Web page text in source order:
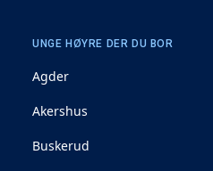
UNGE HØYRE DER DU BOR
Agder
Akershus
Buskerud